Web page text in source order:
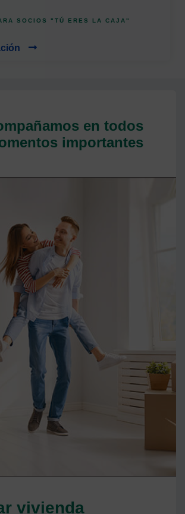
SOCIOS "TÚ ERES LA CAJA"
en todos
importantes
vivienda